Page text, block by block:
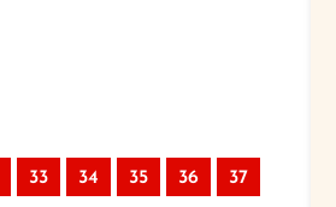
33 34 35 36 37